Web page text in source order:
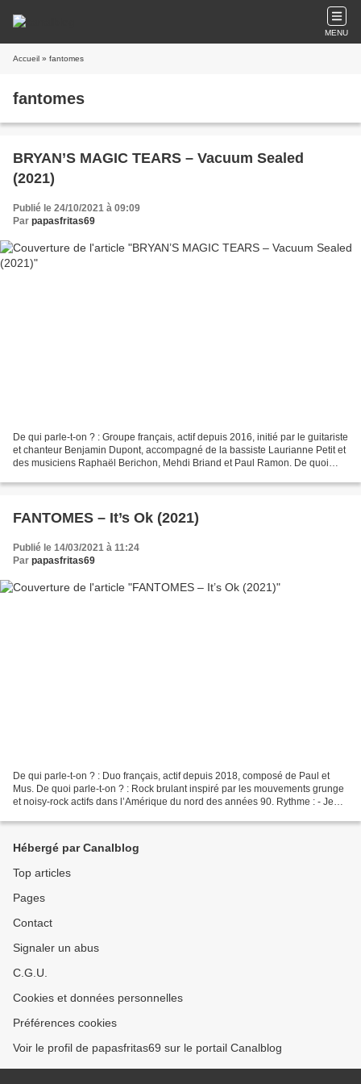
MENU
Accueil » fantomes
fantomes
BRYAN’S MAGIC TEARS – Vacuum Sealed
(2021)
Publié le 24/10/2021 à 09:09
Par papasfritas69
De qui parle-t-on ? : Groupe français, actif depuis 2016, initié par le guitariste
et chanteur Benjamin Dupont, accompagné de la bassiste Laurianne Petit et
des musiciens Raphaël Berichon, Mehdi Briand et Paul Ramon. De quoi
FANTOMES – It’s Ok (2021)
Publié le 14/03/2021 à 11:24
Par papasfritas69
De qui parle-t-on ? : Duo français, actif depuis 2018, composé de Paul et
Mus. De quoi parle-t-on ? : Rock brulant inspiré par les mouvements grunge
et noisy-rock actifs dans l’Amérique du nord des années 90. Rythme : - Je
Hébergé par Canalblog
Top articles
Pages
Contact
Signaler un abus
C.G.U.
Cookies et données personnelles
Préférences cookies
Voir le profil de papasfritas69 sur le portail Canalblog